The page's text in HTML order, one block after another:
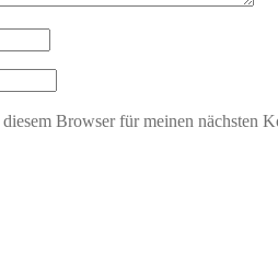
Browser für meinen nächsten